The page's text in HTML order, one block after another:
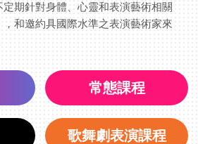
期針對身體、心靈和表演藝術相關
和邀約具國際水準之表演藝術家來
常態課程
歌舞劇表演課程